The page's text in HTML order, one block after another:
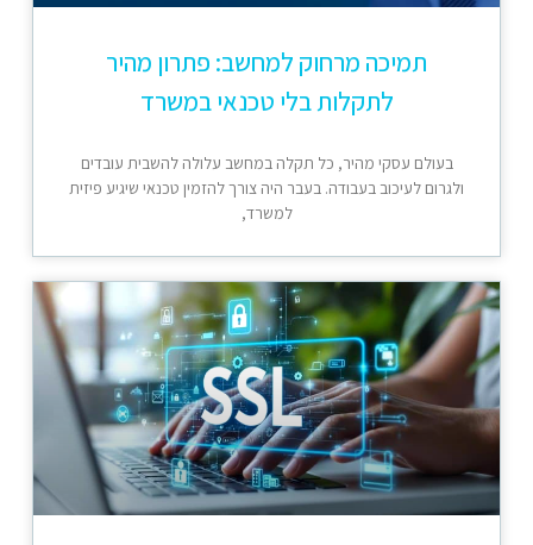
תמיכה מרחוק למחשב: פתרון מהיר
לתקלות בלי טכנאי במשרד
בעולם עסקי מהיר, כל תקלה במחשב עלולה להשבית עובדים
ולגרום לעיכוב בעבודה. בעבר היה צורך להזמין טכנאי שיגיע פיזית
למשרד,